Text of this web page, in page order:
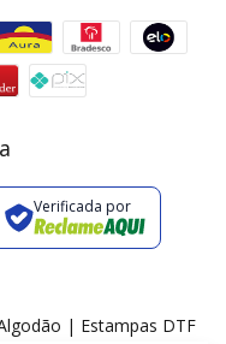
Verificada por
| Estampas DTF
GANHE5
7% OFF